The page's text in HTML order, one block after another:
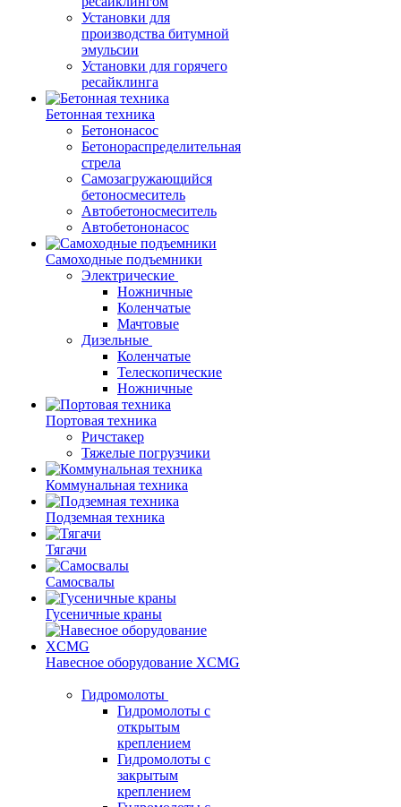
Установки для
производства битумной
эмульсии
Установки для горячего
ресайклинга
Бетонная техника
Бетононасос
Бетонораспределительная
стрела
Самозагружающийся
бетоносмеситель
Автобетоносмеситель
Автобетононасос
Самоходные подъемники
Электрические
Ножничные
Коленчатые
Мачтовые
Дизельные
Коленчатые
Телескопические
Ножничные
Портовая техника
Ричстакер
Тяжелые погрузчики
Коммунальная техника
Подземная техника
Тягачи
Самосвалы
Гусеничные краны
Навесное оборудование XCMG
Гидромолоты
Гидромолоты с
открытым
креплением
Гидромолоты с
закрытым
креплением